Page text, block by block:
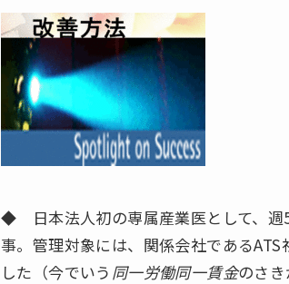
◆ 日本法人初の専属産業医として、週
事。管理対象には、関係会社である
した（今でいう 同一労働同一賃金のさ